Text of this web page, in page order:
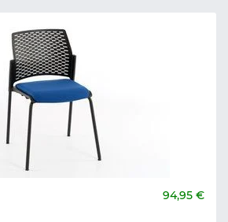
94,95 €